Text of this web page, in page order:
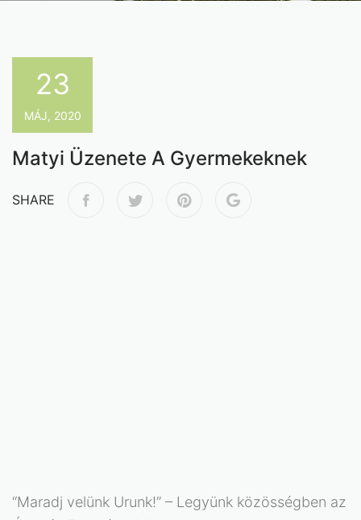
Matyi Üzenete A Gyermekeknek
23
MÁJ, 2020
SHARE
“Maradj velünk Urunk!” – Legyünk közösségben az